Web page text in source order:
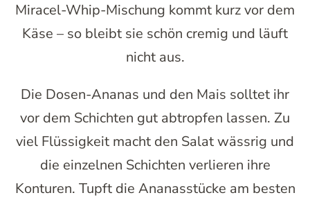
Miracel-Whip-Mischung kommt kurz vor dem
Käse – so bleibt sie schön cremig und läuft
nicht aus.
Die Dosen-Ananas und den Mais solltet ihr
vor dem Schichten gut abtropfen lassen. Zu
viel Flüssigkeit macht den Salat wässrig und
die einzelnen Schichten verlieren ihre
Konturen. Tupft die Ananasstücke am besten